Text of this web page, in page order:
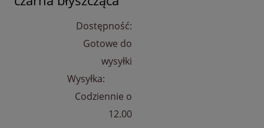
Dostępność:
Gotowe do
wysyłki
Wysyłka:
Codziennie o
12.00